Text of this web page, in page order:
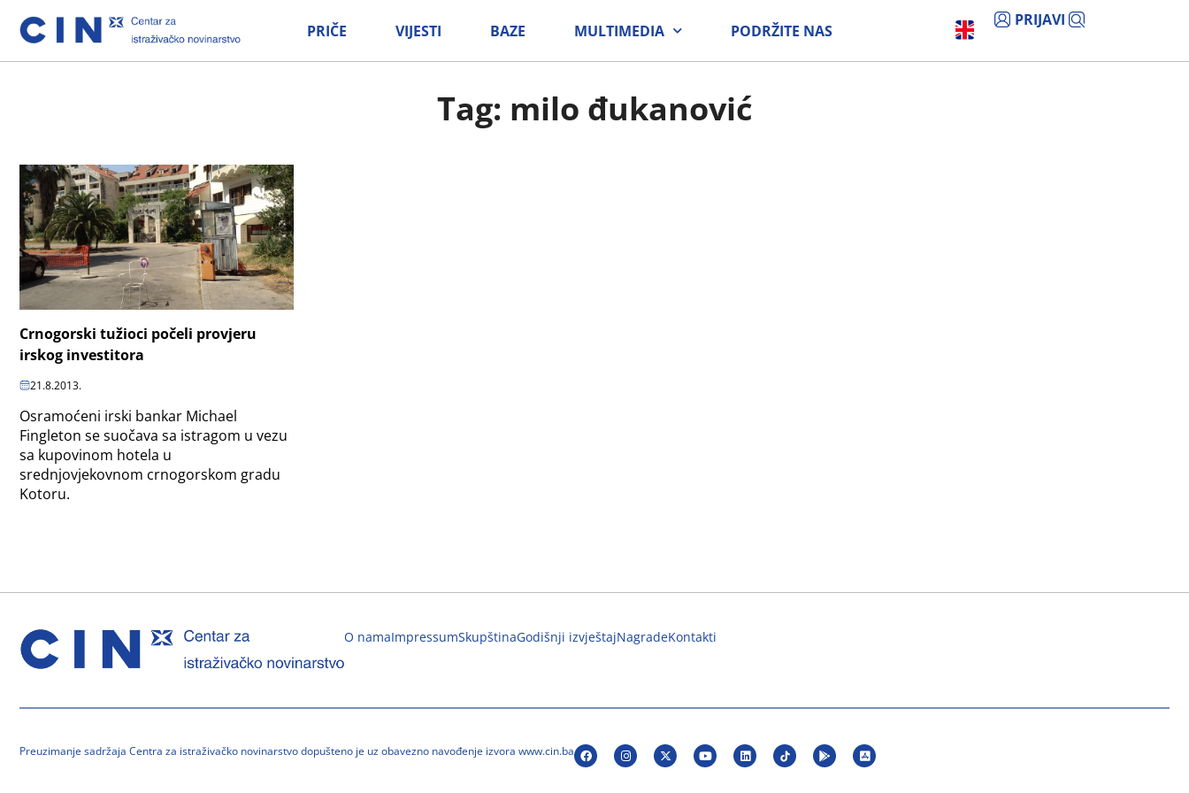
PRIČE VIJESTI BAZE MULTIMEDIA PODRŽITE NAS
PRIJAVI
Tag: milo đukanović
Crnogorski tužioci počeli provjeru
irskog investitora
21.8.2013.
Osramoćeni irski bankar Michael
Fingleton se suočava sa istragom u vezu
sa kupovinom hotela u
srednjovjekovnom crnogorskom gradu
Kotoru.
O namaImpressumSkupštinaGodišnji izvještajNagradeKontakti
Preuzimanje sadržaja Centra za istraživačko novinarstvo dopušteno je uz obavezno navođenje izvora www.cin.ba